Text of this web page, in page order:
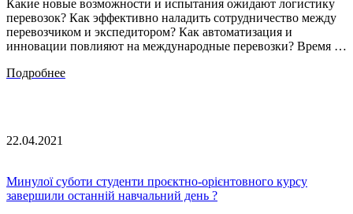
Какие новые возможности и испытания ожидают логистику
перевозок? Как эффективно наладить сотрудничество между
перевозчиком и экспедитором? Как автоматизация и
инновации повлияют на международные перевозки? Время …
Подробнее
22.04.2021
Минулої суботи студенти проєктно-орієнтовного курсу
завершили останній навчальний день ?